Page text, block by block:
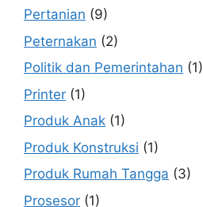
Pertanian (9)
Peternakan (2)
Politik dan Pemerintahan (1)
Printer (1)
Produk Anak (1)
Produk Konstruksi (1)
Produk Rumah Tangga (3)
Prosesor (1)